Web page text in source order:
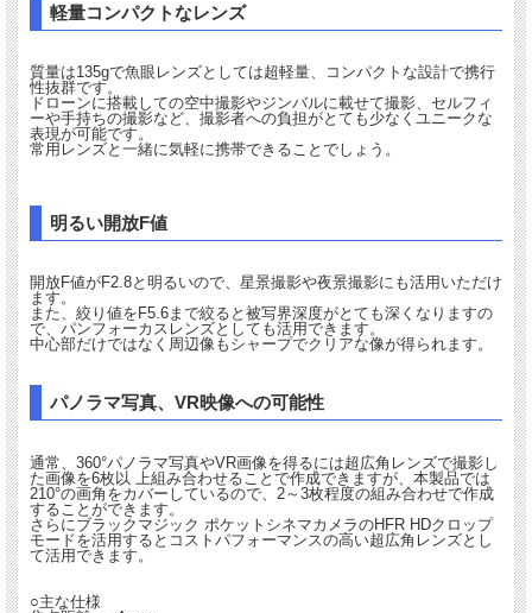
軽量コンパクトなレンズ
質量は135gで魚眼レンズとしては超軽量、コンパクトな設計で携行
性抜群です。
ドローンに搭載しての空中撮影やジンバルに載せて撮影、セルフィ
ーや手持ちの撮影など、撮影者への負担がとても少なくユニークな
表現が可能です。
常用レンズと一緒に気軽に携帯できることでしょう。
明るい開放F値
開放F値がF2.8と明るいので、星景撮影や夜景撮影にも活用いただけ
ます。
また、絞り値をF5.6まで絞ると被写界深度がとても深くなりますの
で、パンフォーカスレンズとしても活用できます。
中心部だけではなく周辺像もシャープでクリアな像が得られます。
パノラマ写真、VR映像への可能性
通常、360°パノラマ写真やVR画像を得るには超広角レンズで撮影し
た画像を6枚以 上組み合わせることで作成できますが、本製品では
210°の画角をカバーしているので、2～3枚程度の組み合わせで作成
することができます。
さらにブラックマジック ポケットシネマカメラのHFR HDクロップ
モードを活用するとコストパフォーマンスの高い超広角レンズとし
て活用できます。
○主な仕様